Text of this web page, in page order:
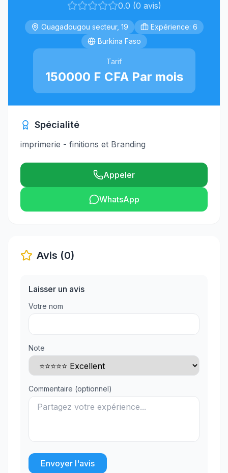
0.0 (0 avis)
Ouagadougou secteur, 19
Expérience: 6
Burkina Faso
Tarif
150000 F CFA Par mois
Spécialité
imprimerie - finitions et Branding
Appeler
WhatsApp
Avis (0)
Laisser un avis
Votre nom
Note
Commentaire (optionnel)
Envoyer l'avis